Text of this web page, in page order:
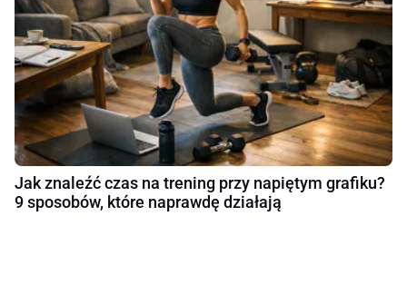
Jak znaleźć czas na trening przy napiętym grafiku?
9 sposobów, które naprawdę działają